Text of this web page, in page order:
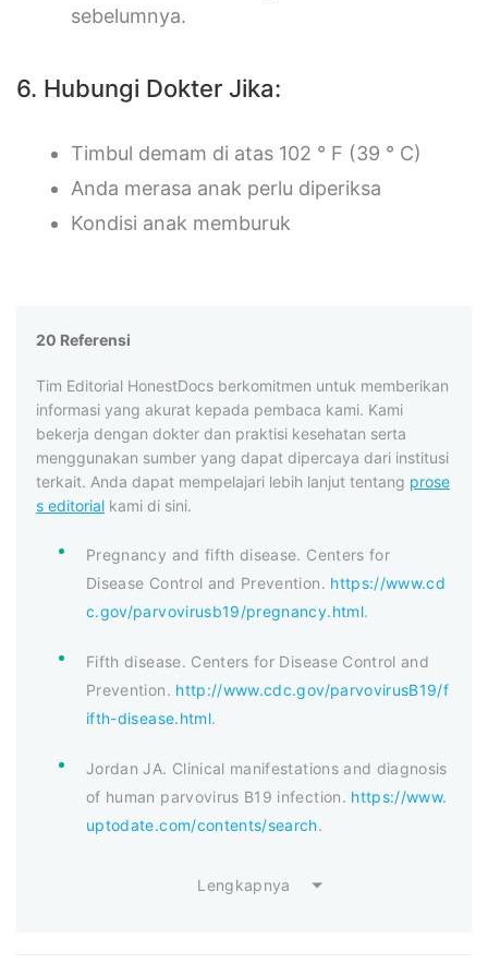
sebelumnya.
6. Hubungi Dokter Jika:
Timbul demam di atas 102 ° F (39 ° C)
Anda merasa anak perlu diperiksa
Kondisi anak memburuk
20 Referensi
Tim Editorial HonestDocs berkomitmen untuk memberikan
informasi yang akurat kepada pembaca kami. Kami
bekerja dengan dokter dan praktisi kesehatan serta
menggunakan sumber yang dapat dipercaya dari institusi
terkait. Anda dapat mempelajari lebih lanjut tentang prose
s editorial kami di sini.
Pregnancy and fifth disease. Centers for
Disease Control and Prevention. https://www.cd
c.gov/parvovirusb19/pregnancy.html.
Fifth disease. Centers for Disease Control and
Prevention. http://www.cdc.gov/parvovirusB19/f
ifth-disease.html.
Jordan JA. Clinical manifestations and diagnosis
of human parvovirus B19 infection. https://www.
uptodate.com/contents/search.
Lengkapnya